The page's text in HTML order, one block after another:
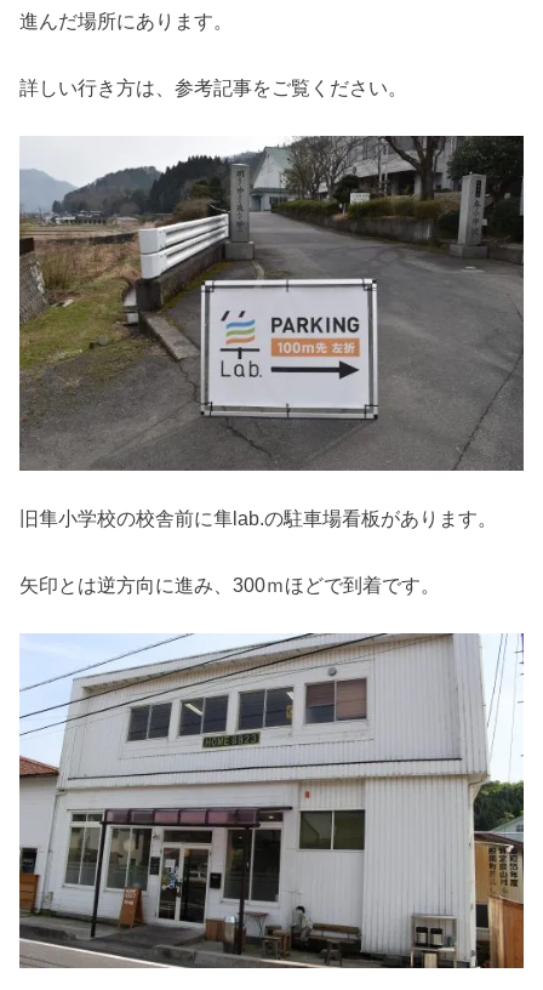
進んだ場所にあります。
詳しい行き方は、参考記事をご覧ください。
旧隼小学校の校舎前に隼lab.の駐車場看板があります。
矢印とは逆方向に進み、300ｍほどで到着です。